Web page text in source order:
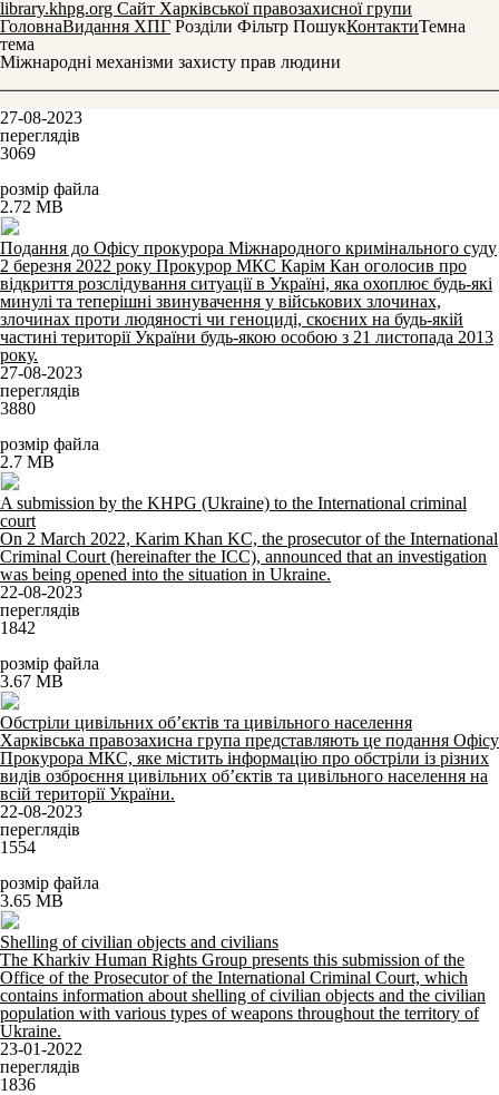
library.khpg.org Сайт Харківської правозахисної групи
ГоловнаВидання ХПГ Розділи Фільтр ПошукКонтактиТемна
тема
Міжнародні механізми захисту прав людини
27-08-2023
переглядів
3069
розмір файла
2.72 MB
Подання до Офісу прокурора Міжнародного кримінального суду
2 березня 2022 року Прокурор МКС Карім Кан оголосив про
відкриття розслідування ситуації в Україні, яка охоплює будь-які
минулі та теперішні звинувачення у військових злочинах,
злочинах проти людяності чи геноциді, скоєних на будь-якій
частині території України будь-якою особою з 21 листопада 2013
року.
27-08-2023
переглядів
3880
розмір файла
2.7 MB
A submission by the KHPG (Ukraine) to the International criminal
court
On 2 March 2022, Karim Khan KC, the prosecutor of the International
Criminal Court (hereinafter the ICC), announced that an investigation
was being opened into the situation in Ukraine.
22-08-2023
переглядів
1842
розмір файла
3.67 MB
Обстріли цивільних об’єктів та цивільного населення
Харківська правозахисна група представляють це подання Офісу
Прокурора МКС, яке містить інформацію про обстріли із різних
видів озброєння цивільних об’єктів та цивільного населення на
всій території України.
22-08-2023
переглядів
1554
розмір файла
3.65 MB
Shelling of civilian objects and civilians
The Kharkiv Human Rights Group presents this submission of the
Office of the Prosecutor of the International Criminal Court, which
contains information about shelling of civilian objects and the civilian
population with various types of weapons throughout the territory of
Ukraine.
23-01-2022
переглядів
1836